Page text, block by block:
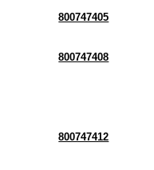
800747405
800747408
800747412